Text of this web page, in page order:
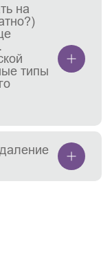
на
типы